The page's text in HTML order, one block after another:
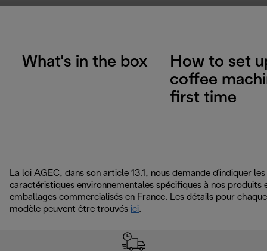
What's in the box
How to set
coffee
first time
La loi AGEC, dans son article 13.1, nous demande d'indiquer les
caractéristiques environnementales spécifiques à nos produits
emballages commercialisés en France. Les détails pour chaque
modèle peuvent être trouvés ici.